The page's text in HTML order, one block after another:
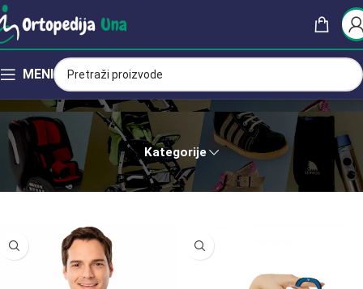
MENI
Variteks
Kategorije
Početna